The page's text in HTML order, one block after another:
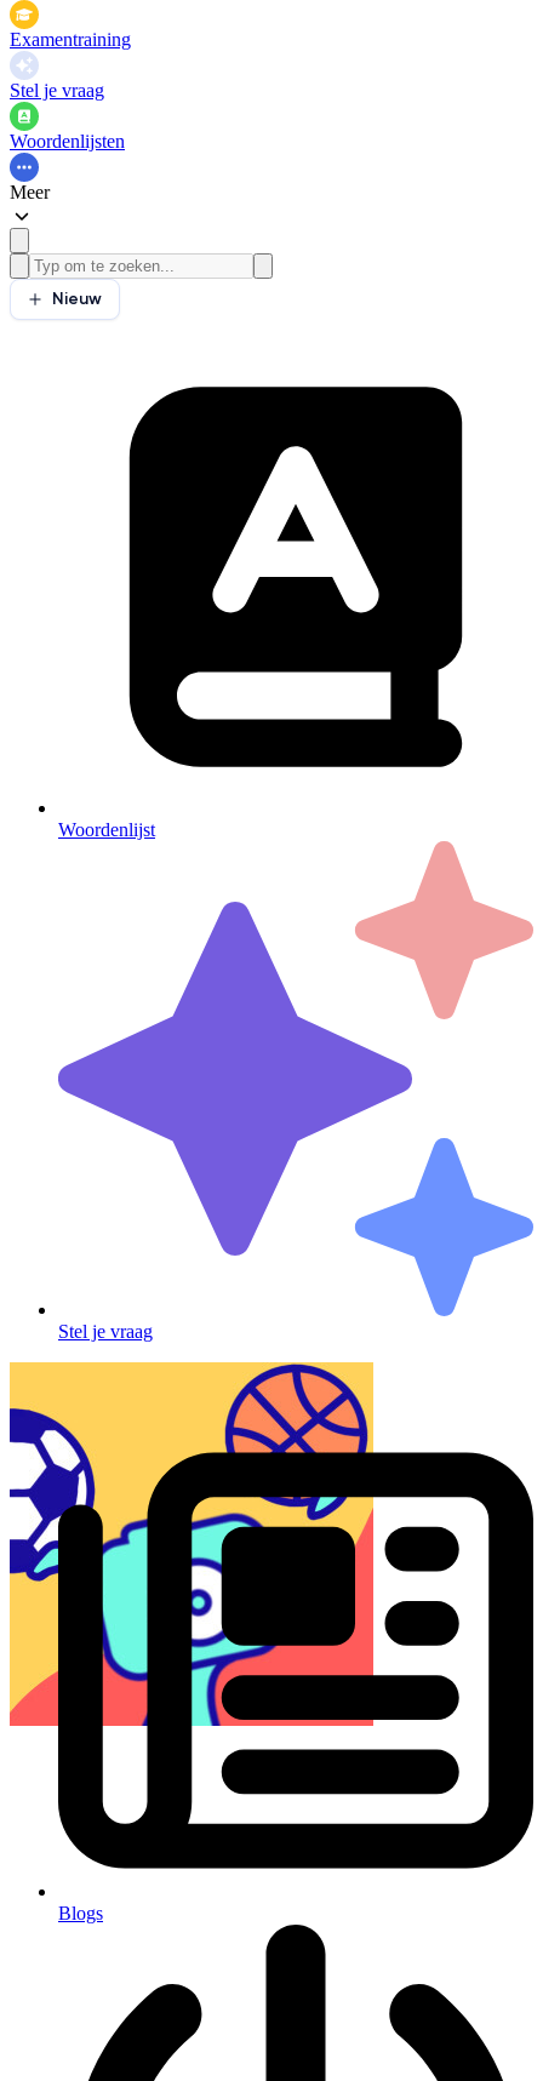
Examentraining
Stel je vraag
Woordenlijsten
Meer
Nieuw
Woordenlijst
Stel je vraag
Blogs